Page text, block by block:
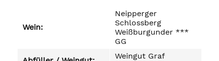
Wein:
Neipperger
Schlossberg
Weißburgunder ***
GG
Weingut Graf